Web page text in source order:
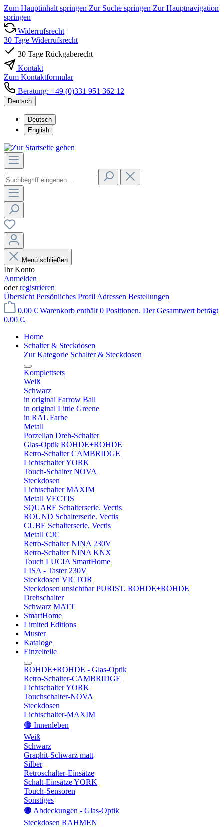
Zum Hauptinhalt springen Zur Suche springen Zur Hauptnavigation
springen
Widerrufsrecht
30 Tage Widerrufsrecht
30 Tage Rückgaberecht
Kontakt
Zum Kontaktformular
Beratung: +49 (0)331 951 362 12
Deutsch
Deutsch
English
Menü schließen
Ihr Konto
Anmelden
oderregistrieren
Übersicht Persönliches Profil Adressen Bestellungen
0,00 € Warenkorb enthält 0 Positionen. Der Gesamtwert beträgt
0,00 €.
Home
Schalter & Steckdosen
Zur Kategorie Schalter & Steckdosen
Komplettsets
Weiß
Schwarz
in original Farrow Ball
in original Little Greene
in RAL Farbe
Metall
Porzellan Dreh-Schalter
Glas-Optik ROHDE+ROHDE
Retro-Schalter CAMBRIDGE
Lichtschalter YORK
Touch-Schalter NOVA
Steckdosen
Lichtschalter MAXIM
Metall VECTIS
SQUARE Schalterserie. Vectis
ROUND Schalterserie. Vectis
CUBE Schalterserie. Vectis
Metall CJC
Retro-Schalter NINA 230V
Retro-Schalter NINA KNX
Touch LUCIA SmartHome
LISA - Taster 230V
Steckdosen VICTOR
Steckdosen unsichtbar PURIST. ROHDE+ROHDE
Drehschalter
Schwarz MATT
SmartHome
Limited Editions
Muster
Kataloge
Einzelteile
ROHDE+ROHDE - Glas-Optik
Retro-Schalter-CAMBRIDGE
Lichtschalter YORK
Touchschalter-NOVA
Steckdosen
Lichtschalter-MAXIM
🟤 Innenleben
Weiß
Schwarz
Graphit-Schwarz matt
Silber
Retroschalter-Einsätze
Schalt-Einsätze YORK
Touch-Sensoren
Sonstiges
🟤 Abdeckungen - Glas-Optik
Steckdosen RAHMEN